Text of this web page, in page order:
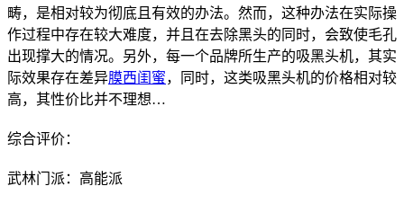
畴，是相对较为彻底且有效的办法。然而，这种办法在实际操
作过程中存在较大难度，并且在去除黑头的同时，会致使毛孔
出现撑大的情况。另外，每一个品牌所生产的吸黑头机，其实
际效果存在差异膜西闺蜜，同时，这类吸黑头机的价格相对较
高，其性价比并不理想…
综合评价：
武林门派：高能派